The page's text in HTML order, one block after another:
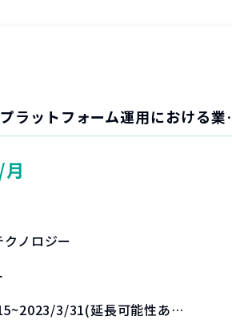
大手通信企業
ノロジー
3/31(延長可能性あり)